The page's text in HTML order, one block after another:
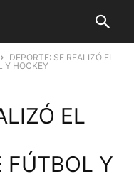
DEPORTE: SE REALIZÓ EL
Y HOCKEY
EL
FÚTBOL Y